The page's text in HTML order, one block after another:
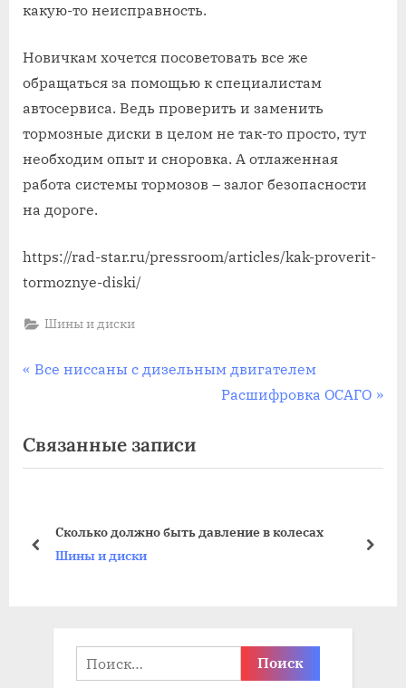
какую-то неисправность.
Новичкам хочется посоветовать все же
обращаться за помощью к специалистам
автосервиса. Ведь проверить и заменить
тормозные диски в целом не так-то просто, тут
необходим опыт и сноровка. А отлаженная
работа системы тормозов – залог безопасности
на дороге.
https://rad-star.ru/pressroom/articles/kak-proverit-
tormoznye-diski/
Шины и диски
Навигация
записям
П
д
ы
щ
Все ниссаны с дизельным двигателем
С
д
а
Расшифровка ОСАГО
Связанные записи
Сколько должно быть давление в колесах
Шины и диски
пред
Найти: